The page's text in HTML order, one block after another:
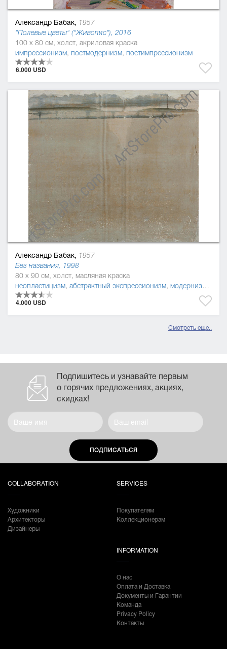
Александр Бабак, 1957
"Полевые цветы" ("Живопис"), 2016
100 x 80 см, холст, акриловая краска
импрессионизм, постмодернизм, постимпрессионизм
6.000 USD
Александр Бабак, 1957
Без названия, 1998
80 x 90 см, холст, масляная краска
неопластицизм, абстрактный экспрессионизм, модернизм ,
4.000 USD
Смотреть еще..
Подпишитесь и узнавайте первым
о горячих предложениях, акциях,
скидках!
ПОДПИСАТЬСЯ
COLLABORATION
Художники
Архитекторы
Дизайнеры
SERVICES
Покупателям
Коллекционерам
INFORMATION
О нас
Оплата и Доставка
Документы и Гарантии
Команда
Privacy Policy
Контакты